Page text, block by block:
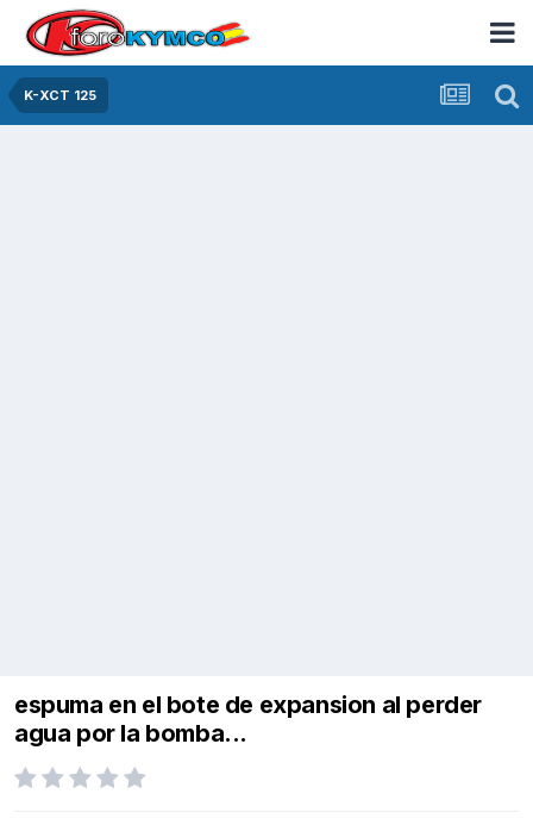
K-XCT 125
espuma en el bote de expansion al perder
agua por la bomba...